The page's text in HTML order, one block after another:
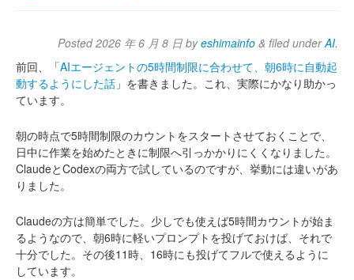
Posted2026 年 6 月 8 日 byeshimainfo & filed underAI.
前回、「AIエージェントの5時間制限に合わせて、朝6時に自動起
動するようにした話 」を書きました。これ、実際にかなり助かっ
ています。
朝の時点で5時間制限のカウントをスタートさせておくことで、
日中に作業を始めたときに制限へ引っかかりにくくなりました。
ClaudeとCodexの両方で試しているのですが、挙動には違いがあ
りました。
Claudeの方は簡単でした。少しでも使えば5時間カウントが始ま
るようなので、朝6時に軽いプロンプトを投げておけば、それで
十分でした。その後11時、16時にも投げてフルで使えるように
しています。